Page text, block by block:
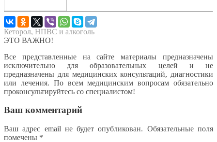
Кеторол, НПВС и алкоголь
ЭТО ВАЖНО!
Все представленные на сайте материалы предназначены
исключительно для образовательных целей и не
предназначены для медицинских консультаций, диагностики
или лечения. По всем медицинским вопросам обязательно
проконсультируйтесь со специалистом!
Ваш комментарий
Ваш адрес email не будет опубликован. Обязательные поля
помечены *